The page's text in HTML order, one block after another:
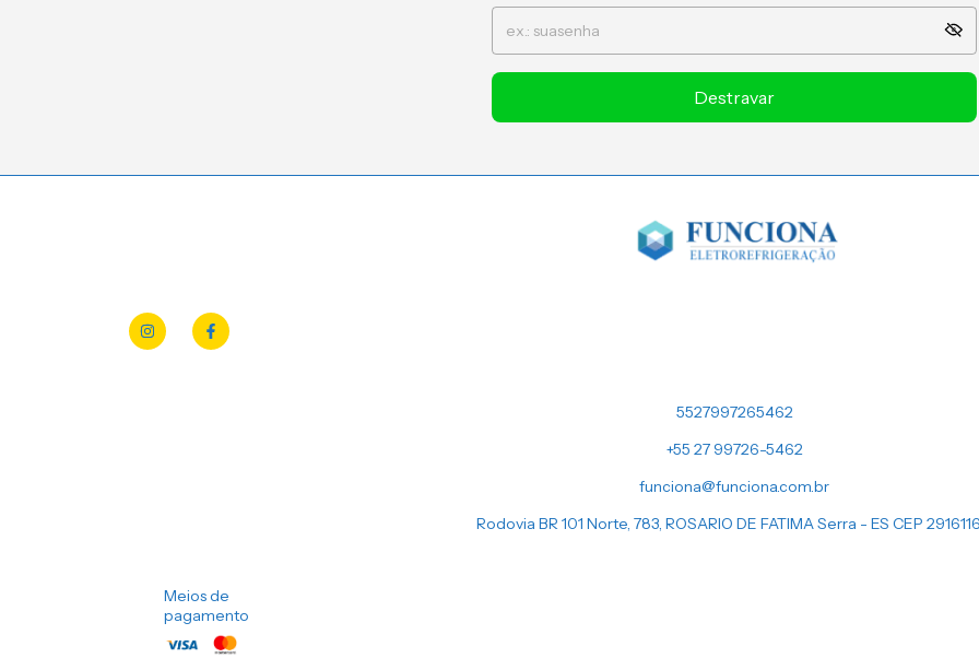
Destravar
5527997265462
+55 27 99726-5462
funciona@funciona.com.br
Rodovia BR 101 Norte, 783, ROSARIO DE FATIMA Serra - ES CEP
Meios de
pagamento